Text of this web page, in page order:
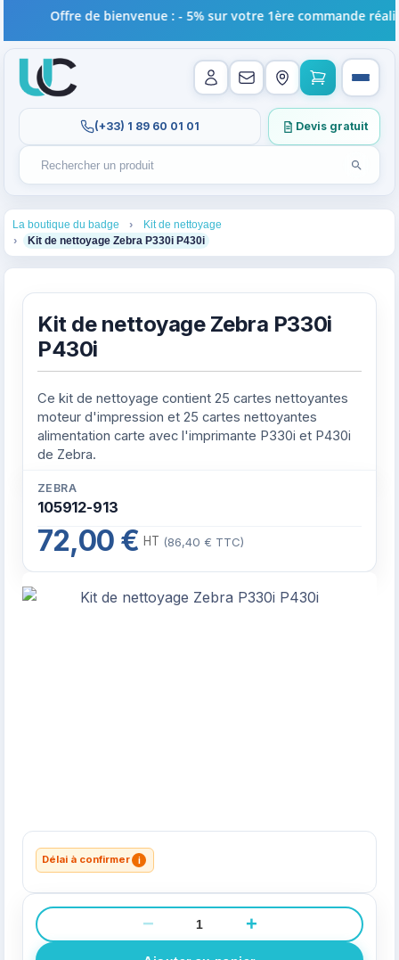
Rechercher un produit
Recherches récentes au focus. Tapez au moins 2
Lancer
(+33) 1 89 60 01 01 Devis gratuit
Offre de bienvenue : - 5% sur votre 1ère commande
La boutique du badge Kit de nettoyage
Kit de nettoyage Zebra P330i P430i 4
Kit de nettoyage Zebra P330i
P430i
Ce kit de nettoyage contient 25 cartes nettoyantes
moteur d'impression et 25 cartes nettoyantes
alimentation carte avec l'imprimante P330i et P430i
de Zebra.
ZEBRA
105912-913
72,00 € HT (86,40 € TTC)
Délai à confirmer i
− +